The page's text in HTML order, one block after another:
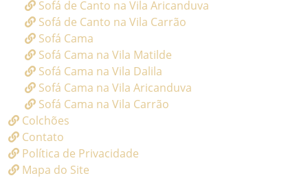
Sofá de Canto na Vila Aricanduva
Sofá de Canto na Vila Carrão
Sofá Cama
Sofá Cama na Vila Matilde
Sofá Cama na Vila Dalila
Sofá Cama na Vila Aricanduva
Sofá Cama na Vila Carrão
Colchões
Contato
Política de Privacidade
Mapa do Site